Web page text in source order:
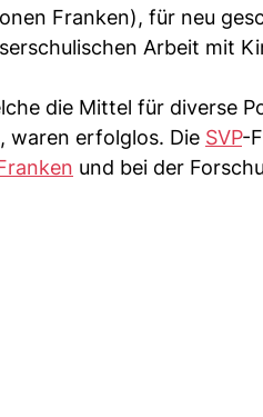
Franken), für neu
Arbeit mit
die Mittel für diverse
waren erfolglos. Die SVP-
und bei der